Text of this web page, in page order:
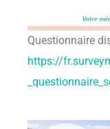
Questionnaire
https://